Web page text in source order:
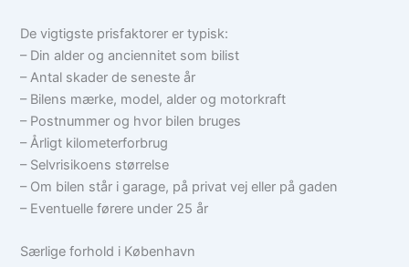
De vigtigste prisfaktorer er typisk:
– Din alder og anciennitet som bilist
– Antal skader de seneste år
– Bilens mærke, model, alder og motorkraft
– Postnummer og hvor bilen bruges
– Årligt kilometerforbrug
– Selvrisikoens størrelse
– Om bilen står i garage, på privat vej eller på gaden
– Eventuelle førere under 25 år
Særlige forhold i København